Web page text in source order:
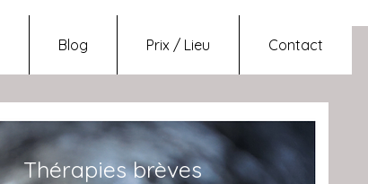
Blog Prix / Lieu Contact
Thérapies brèves